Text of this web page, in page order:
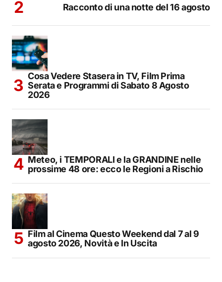
Racconto di una notte del 16 agosto
Cosa Vedere Stasera in TV, Film Prima
Serata e Programmi di Sabato 8 Agosto
2026
Meteo, i TEMPORALI e la GRANDINE nelle
prossime 48 ore: ecco le Regioni a Rischio
Film al Cinema Questo Weekend dal 7 al 9
agosto 2026, Novità e In Uscita